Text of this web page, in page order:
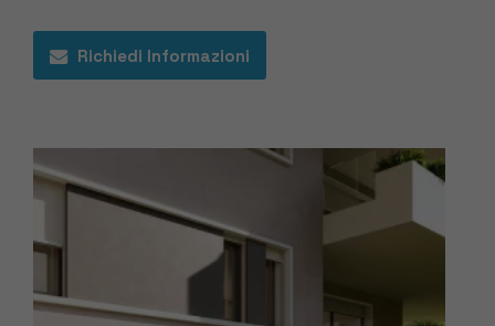
Richiedi Informazioni